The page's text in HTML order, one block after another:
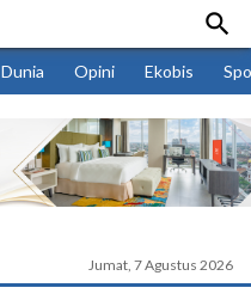

Dunia Opini Ekobis
Jumat, 7 Agustus 2026